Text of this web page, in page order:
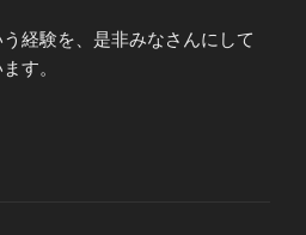
経験を、是非みなさんにして
す。